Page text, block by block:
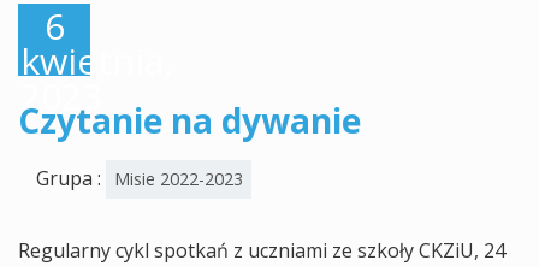
6
kwietnia,
2023
Czytanie na dywanie
Grupa : Misie 2022-2023
Regularny cykl spotkań z uczniami ze szkoły CKZiU, 24